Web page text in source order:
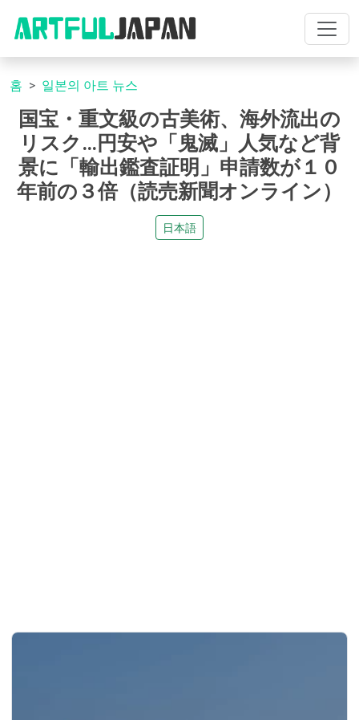
홈 일본의 아트 뉴스
国宝・重文級の古美術、海外流出の
リスク…円安や「鬼滅」人気など背
景に「輸出鑑査証明」申請数が１０
年前の３倍（読売新聞オンライン）
日本語